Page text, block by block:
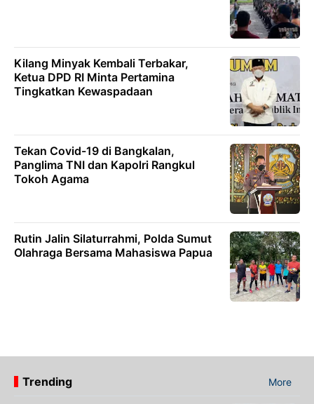
Kilang Minyak Kembali Terbakar,
Ketua DPD RI Minta Pertamina
Tingkatkan Kewaspadaan
Tekan Covid-19 di Bangkalan,
Panglima TNI dan Kapolri Rangkul
Tokoh Agama
Rutin Jalin Silaturrahmi, Polda Sumut
Olahraga Bersama Mahasiswa Papua
Trending More